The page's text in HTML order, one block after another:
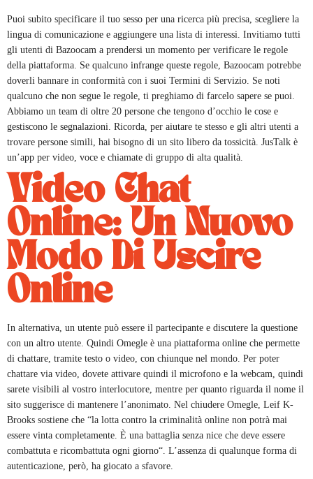
Puoi subito specificare il tuo sesso per una ricerca più precisa, scegliere la
lingua di comunicazione e aggiungere una lista di interessi. Invitiamo tutti
gli utenti di Bazoocam a prendersi un momento per verificare le regole
della piattaforma. Se qualcuno infrange queste regole, Bazoocam potrebbe
doverli bannare in conformità con i suoi Termini di Servizio. Se noti
qualcuno che non segue le regole, ti preghiamo di farcelo sapere se puoi.
Abbiamo un team di oltre 20 persone che tengono d’occhio le cose e
gestiscono le segnalazioni. Ricorda, per aiutare te stesso e gli altri utenti a
trovare persone simili, hai bisogno di un sito libero da tossicità. JusTalk è
un’app per video, voce e chiamate di gruppo di alta qualità.
Video Chat
Online: Un Nuovo
Modo Di Uscire
Online
In alternativa, un utente può essere il partecipante e discutere la questione
con un altro utente. Quindi Omegle è una piattaforma online che permette
di chattare, tramite testo o video, con chiunque nel mondo. Per poter
chattare via video, dovete attivare quindi il microfono e la webcam, quindi
sarete visibili al vostro interlocutore, mentre per quanto riguarda il nome il
sito suggerisce di mantenere l’anonimato. Nel chiudere Omegle, Leif K-
Brooks sostiene che “la lotta contro la criminalità online non potrà mai
essere vinta completamente. È una battaglia senza nice che deve essere
combattuta e ricombattuta ogni giorno“. L’assenza di qualunque forma di
autenticazione, però, ha giocato a sfavore.